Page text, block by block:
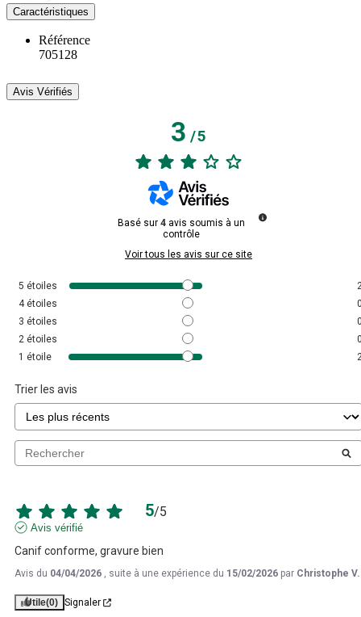
Caractéristiques
Référence
705128
Avis Vérifiés
3/5
Basé sur 4 avis soumis à un
contrôle
Voir tous les avis sur ce site
5 étoiles
4 étoiles
3 étoiles
2 étoiles
1 étoile
Trier les avis
5/5
Avis vérifié
Canif conforme, gravure bien
Avis du 04/04/2026 , suite à une expérience du 15/02/2026 par Christophe V.
Utile(0) Signaler